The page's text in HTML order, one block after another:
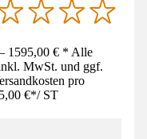
1595,00 € * Alle
MwSt. und ggf.
pro
€*/ ST